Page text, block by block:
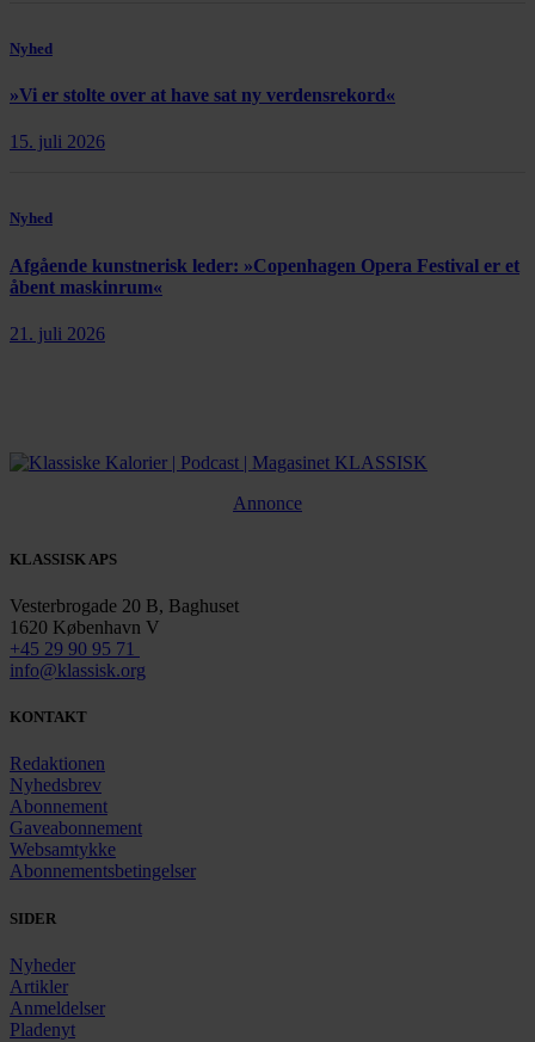
Nyhed
»Vi er stolte over at have sat ny verdensrekord«
15. juli 2026
Nyhed
Afgående kunstnerisk leder: »Copenhagen Opera Festival er et
åbent maskinrum«
21. juli 2026
Annonce
KLASSISK APS
Vesterbrogade 20 B, Baghuset
1620 København V
+45 29 90 95 71
info@klassisk.org
KONTAKT
Redaktionen
Nyhedsbrev
Abonnement
Gaveabonnement
Websamtykke
Abonnementsbetingelser
SIDER
Nyheder
Artikler
Anmeldelser
Pladenyt